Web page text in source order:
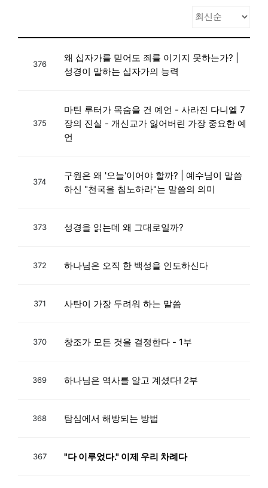
376
왜 십자가를 믿어도 죄를 이기지 못하는가? |
성경이 말하는 십자가의 능력
375
마틴 루터가 목숨을 건 예언 - 사라진 다니엘 7
장의 진실 - 개신교가 잃어버린 가장 중요한 예
언
374
구원은 왜 '오늘'이어야 할까? | 예수님이 말씀
하신 "천국을 침노하라"는 말씀의 의미
373 성경을 읽는데 왜 그대로일까?
372 하나님은 오직 한 백성을 인도하신다
371 사탄이 가장 두려워 하는 말씀
370 창조가 모든 것을 결정한다 - 1부
369 하나님은 역사를 알고 계셨다! 2부
368 탐심에서 해방되는 방법
367 "다 이루었다." 이제 우리 차례다